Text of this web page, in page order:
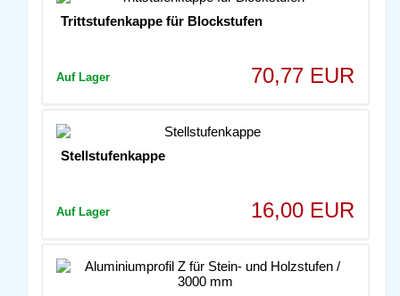
Trittstufenkappe für Blockstufen
Auf Lager 70,77 EUR
Stellstufenkappe
Auf Lager 16,00 EUR